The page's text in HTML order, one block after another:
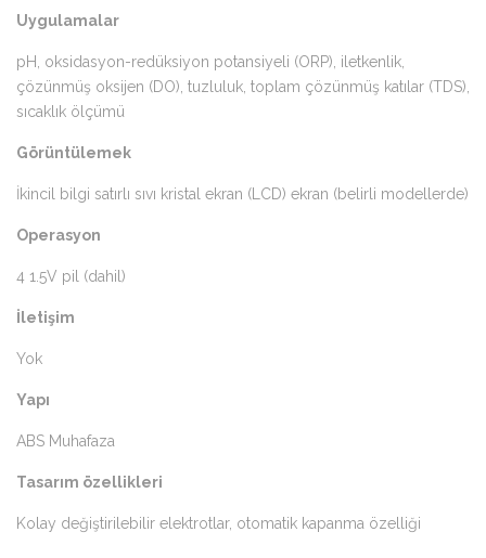
Uygulamalar
pH, oksidasyon-redüksiyon potansiyeli (ORP), iletkenlik,
çözünmüş oksijen (DO), tuzluluk, toplam çözünmüş katılar (TDS),
sıcaklık ölçümü
Görüntülemek
İkincil bilgi satırlı sıvı kristal ekran (LCD) ekran (belirli modellerde)
Operasyon
4 1.5V pil (dahil)
İletişim
Yok
Yapı
ABS Muhafaza
Tasarım özellikleri
Kolay değiştirilebilir elektrotlar, otomatik kapanma özelliği